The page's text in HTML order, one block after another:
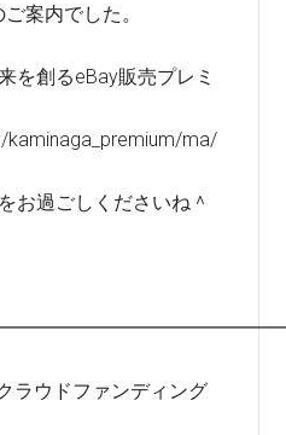
案内でした。
を創るeBay販売プレミ
kaminaga_premium/ma/
お過ごしくださいね＾
ラウドファンディング